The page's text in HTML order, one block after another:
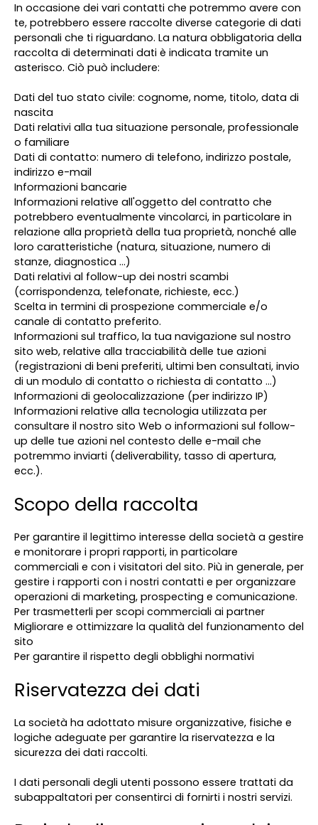
In occasione dei vari contatti che potremmo avere con
te, potrebbero essere raccolte diverse categorie di dati
personali che ti riguardano. La natura obbligatoria della
raccolta di determinati dati è indicata tramite un
asterisco. Ciò può includere:
Dati del tuo stato civile: cognome, nome, titolo, data di
nascita
Dati relativi alla tua situazione personale, professionale
o familiare
Dati di contatto: numero di telefono, indirizzo postale,
indirizzo e-mail
Informazioni bancarie
Informazioni relative all'oggetto del contratto che
potrebbero eventualmente vincolarci, in particolare in
relazione alla proprietà della tua proprietà, nonché alle
loro caratteristiche (natura, situazione, numero di
stanze, diagnostica ...)
Dati relativi al follow-up dei nostri scambi
(corrispondenza, telefonate, richieste, ecc.)
Scelta in termini di prospezione commerciale e/o
canale di contatto preferito.
Informazioni sul traffico, la tua navigazione sul nostro
sito web, relative alla tracciabilità delle tue azioni
(registrazioni di beni preferiti, ultimi ben consultati, invio
di un modulo di contatto o richiesta di contatto ...)
Informazioni di geolocalizzazione (per indirizzo IP)
Informazioni relative alla tecnologia utilizzata per
consultare il nostro sito Web o informazioni sul follow-
up delle tue azioni nel contesto delle e-mail che
potremmo inviarti (deliverability, tasso di apertura,
ecc.).
Scopo della raccolta
Per garantire il legittimo interesse della società a gestire
e monitorare i propri rapporti, in particolare
commerciali e con i visitatori del sito. Più in generale, per
gestire i rapporti con i nostri contatti e per organizzare
operazioni di marketing, prospecting e comunicazione.
Per trasmetterli per scopi commerciali ai partner
Migliorare e ottimizzare la qualità del funzionamento del
sito
Per garantire il rispetto degli obblighi normativi
Riservatezza dei dati
La società ha adottato misure organizzative, fisiche e
logiche adeguate per garantire la riservatezza e la
sicurezza dei dati raccolti.
I dati personali degli utenti possono essere trattati da
subappaltatori per consentirci di fornirti i nostri servizi.